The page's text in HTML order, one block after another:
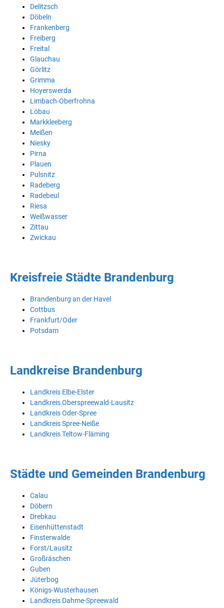
Delitzsch
Döbeln
Frankenberg
Freiberg
Freital
Glauchau
Görlitz
Grimma
Hoyerswerda
Limbach-Oberfrohna
Löbau
Markkleeberg
Meißen
Niesky
Pirna
Plauen
Pulsnitz
Radeberg
Radebeul
Riesa
Weißwasser
Zittau
Zwickau
Kreisfreie Städte Brandenburg
Brandenburg an der Havel
Cottbus
Frankfurt/Oder
Potsdam
Landkreise Brandenburg
Landkreis Elbe-Elster
Landkreis Oberspreewald-Lausitz
Landkreis Oder-Spree
Landkreis Spree-Neiße
Landkreis Teltow-Fläming
Städte und Gemeinden Brandenburg
Calau
Döbern
Drebkau
Eisenhüttenstadt
Finsterwalde
Forst/Lausitz
Großräschen
Guben
Jüterbog
Königs-Wusterhausen
Landkreis Dahme-Spreewald